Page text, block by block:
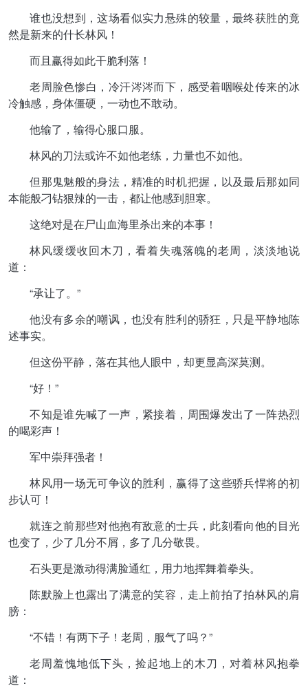
谁也没想到，这场看似实力悬殊的较量，最终获胜的竟
然是新来的什长林风！
而且赢得如此干脆利落！
老周脸色惨白，冷汗涔涔而下，感受着咽喉处传来的冰
冷触感，身体僵硬，一动也不敢动。
他输了，输得心服口服。
林风的刀法或许不如他老练，力量也不如他。
但那鬼魅般的身法，精准的时机把握，以及最后那如同
本能般刁钻狠辣的一击，都让他感到胆寒。
这绝对是在尸山血海里杀出来的本事！
林风缓缓收回木刀，看着失魂落魄的老周，淡淡地说
道：
“承让了。”
他没有多余的嘲讽，也没有胜利的骄狂，只是平静地陈
述事实。
但这份平静，落在其他人眼中，却更显高深莫测。
“好！”
不知是谁先喊了一声，紧接着，周围爆发出了一阵热烈
的喝彩声！
军中崇拜强者！
林风用一场无可争议的胜利，赢得了这些骄兵悍将的初
步认可！
就连之前那些对他抱有敌意的士兵，此刻看向他的目光
也变了，少了几分不屑，多了几分敬畏。
石头更是激动得满脸通红，用力地挥舞着拳头。
陈默脸上也露出了满意的笑容，走上前拍了拍林风的肩
膀：
“不错！有两下子！老周，服气了吗？”
老周羞愧地低下头，捡起地上的木刀，对着林风抱拳
道：